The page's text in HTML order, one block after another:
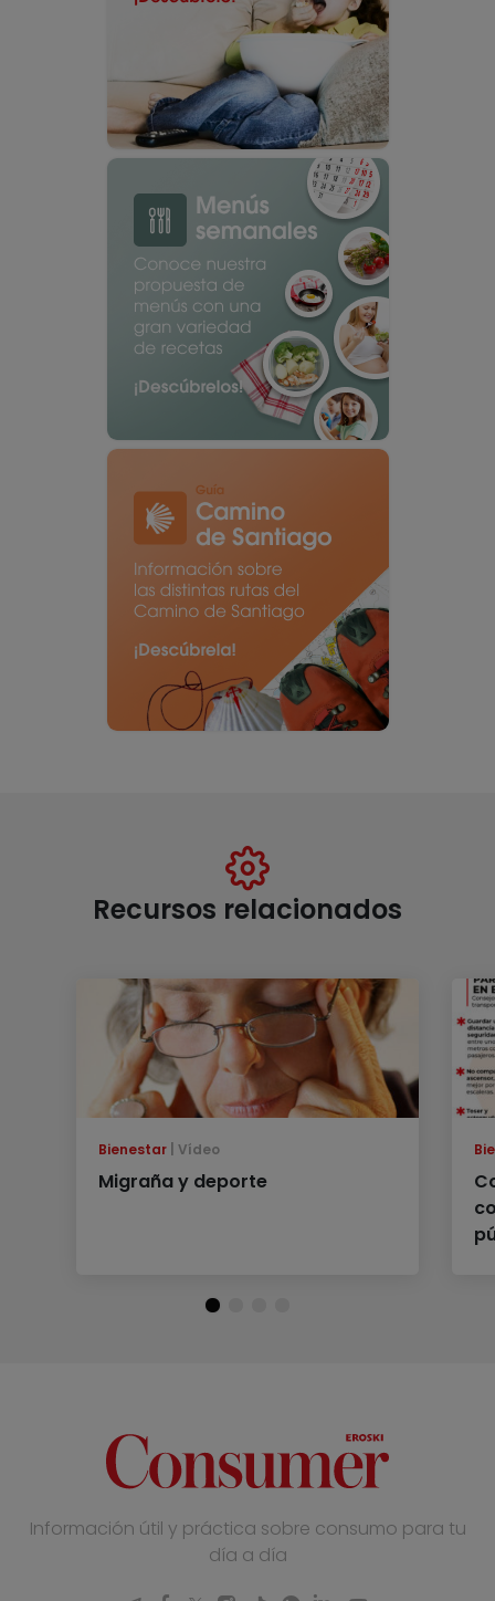
Recursos relacionados
Bienestar Vídeo
Migraña y deporte
Información útil y práctica sobre consumo para tu
día a día